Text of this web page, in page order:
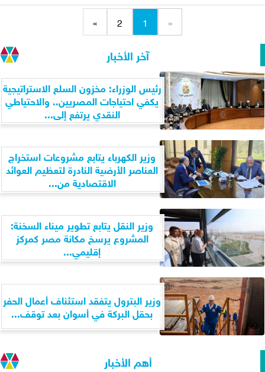
وتحسين...
«
1
2
»
آخر الأخبار
رئيس الوزراء: مخزون السلع الاستراتيجية
يكفي احتياجات المصريين.. والاحتياطي
النقدي يرتفع إلى...
وزير الكهرباء يتابع مشروعات استخراج
العناصر الأرضية النادرة لتعظيم العوائد
الاقتصادية من...
وزير النقل يتابع تطوير ميناء السخنة:
المشروع يرسخ مكانة مصر كمركز
إقليمي...
وزير البترول يتفقد استئناف أعمال الحفر
بحقل البركة في أسوان بعد توقف...
أهم الأخبار